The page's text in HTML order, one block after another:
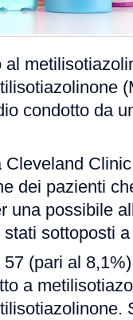
condotto da
Cleveland
dei pazienti
una possibile
sottoposti
(pari al
a